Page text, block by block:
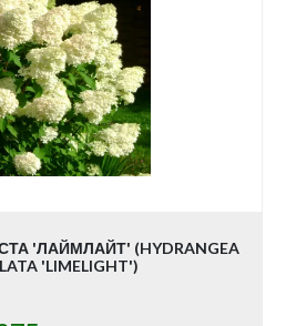
'ЛАЙМЛАЙТ' (HYDRANGEA
'LIMELIGHT')